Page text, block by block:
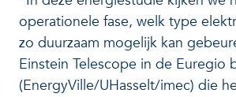
operationele fase, welk type
zo duurzaam mogelijk kan
Einstein Telescope in de Euregio
(EnergyVille/UHasselt/imec) die